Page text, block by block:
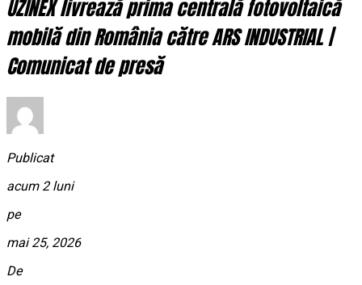
UZINEX livrează prima centrală fotovoltaică
mobilă din România către ARS INDUSTRIAL |
Comunicat de presă
Publicat
acum 2 luni
pe
mai 25, 2026
De